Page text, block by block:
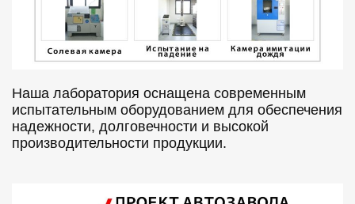
Наша лаборатория оснащена современным
испытательным оборудованием для обеспечения
надежности, долговечности и высокой
производительности продукции.